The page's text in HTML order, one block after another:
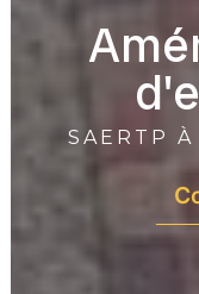
SAERTP